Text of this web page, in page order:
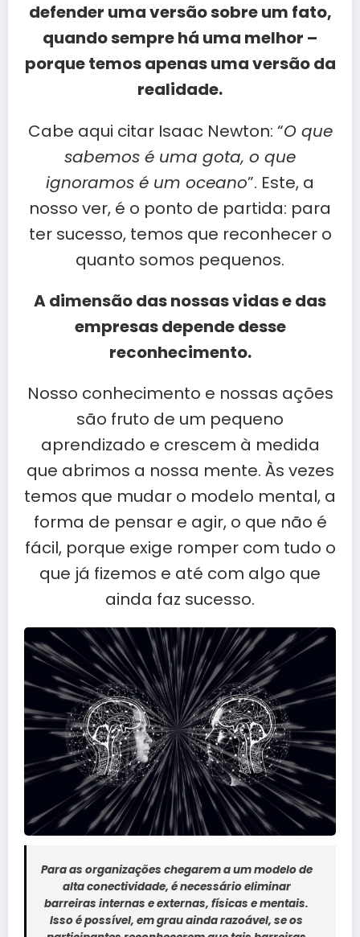
defender uma versão sobre um fato,
quando sempre há uma melhor –
porque temos apenas uma versão da
realidade.
Cabe aqui citar Isaac Newton: “O que
sabemos é uma gota, o que
ignoramos é um oceano”. Este, a
nosso ver, é o ponto de partida: para
ter sucesso, temos que reconhecer o
quanto somos pequenos.
A dimensão das nossas vidas e das
empresas depende desse
reconhecimento.
Nosso conhecimento e nossas ações
são fruto de um pequeno
aprendizado e crescem à medida
que abrimos a nossa mente. Às vezes
temos que mudar o modelo mental, a
forma de pensar e agir, o que não é
fácil, porque exige romper com tudo o
que já fizemos e até com algo que
ainda faz sucesso.
Para as organizações chegarem a um modelo de
alta conectividade, é necessário eliminar
barreiras internas e externas, físicas e mentais.
Isso é possível, em grau ainda razoável, se os